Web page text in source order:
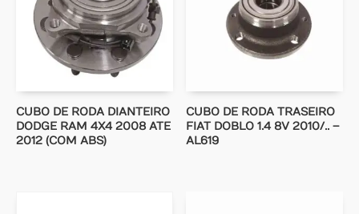
CUBO DE RODA DIANTEIRO
DODGE RAM 4X4 2008 ATE
2012 (COM ABS)
CUBO DE RODA TRASEIRO
FIAT DOBLO 1.4 8V 2010/.. –
AL619